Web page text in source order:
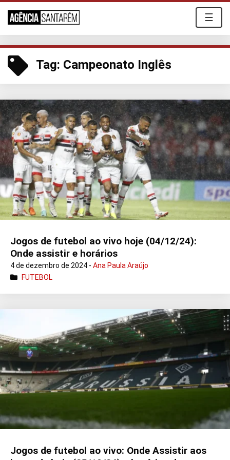
☰
Tag: Campeonato Inglês
Jogos de futebol ao vivo hoje (04/12/24):
Onde assistir e horários
4 de dezembro de 2024 - Ana Paula Araújo
FUTEBOL
Jogos de futebol ao vivo: Onde Assistir aos